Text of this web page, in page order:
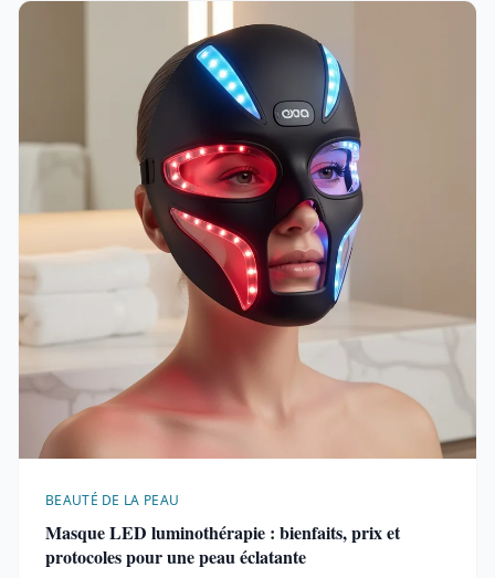
BEAUTÉ DE LA PEAU
Masque LED luminothérapie : bienfaits, prix et
protocoles pour une peau éclatante